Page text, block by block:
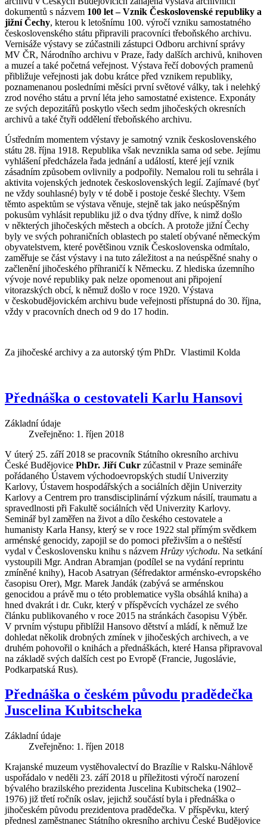
dokumentů s názvem 100 let – Vznik Československé republiky a
jižní Čechy, kterou k letošnímu 100. výročí vzniku samostatného
československého státu připravili pracovníci třeboňského archivu.
Vernisáže výstavy se zúčastnili zástupci Odboru archivní správy
MV ČR, Národního archivu v Praze, řady dalších archivů, knihoven
a muzeí a také početná veřejnost. Výstava řečí dobových pramenů
přibližuje veřejnosti jak dobu krátce před vznikem republiky,
poznamenanou posledními měsíci první světové války, tak i nelehký
zrod nového státu a první léta jeho samostatné existence. Exponáty
ze svých depozitářů poskytlo všech sedm jihočeských okresních
archivů a také čtyři oddělení třeboňského archivu.
Ústředním momentem výstavy je samotný vznik československého
státu 28. října 1918. Republika však nevznikla sama od sebe. Jejímu
vyhlášení předcházela řada jednání a událostí, které její vznik
zásadním způsobem ovlivnily a podpořily. Nemalou roli tu sehrála i
aktivita vojenských jednotek československých legií. Zajímavé (byť
ne vždy souhlasné) byly v té době i postoje české šlechty. Všem
těmto aspektům se výstava věnuje, stejně tak jako neúspěšným
pokusům vyhlásit republiku již o dva týdny dříve, k nimž došlo
v některých jihočeských městech a obcích. A protože jižní Čechy
byly ve svých pohraničních oblastech po staletí obývané německým
obyvatelstvem, které povětšinou vznik Československa odmítalo,
zaměřuje se část výstavy i na tuto záležitost a na neúspěšné snahy o
začlenění jihočeského příhraničí k Německu. Z hlediska územního
vývoje nové republiky pak nelze opomenout ani připojení
vitorazských obcí, k němuž došlo v roce 1920. Výstava
v českobudějovickém archivu bude veřejnosti přístupná do 30. října,
vždy v pracovních dnech od 9 do 17 hodin.
Za jihočeské archivy a za autorský tým PhDr. Vlastimil Kolda
Přednáška o cestovateli Karlu Hansovi
Základní údaje
Zveřejněno: 1. říjen 2018
V úterý 25. září 2018 se pracovník Státního okresního archivu
České Budějovice PhDr. Jiří Cukr zúčastnil v Praze semináře
pořádaného Ústavem východoevropských studií Univerzity
Karlovy, Ústavem hospodářských a sociálních dějin Univerzity
Karlovy a Centrem pro transdisciplinární výzkum násilí, traumatu a
spravedlnosti při Fakultě sociálních věd Univerzity Karlovy.
Seminář byl zaměřen na život a dílo českého cestovatele a
humanisty Karla Hansy, který se v roce 1922 stal přímým svědkem
arménské genocidy, zapojil se do pomoci přeživším a o neštěstí
vydal v Československu knihu s názvem Hrůzy východu. Na setkání
vystoupili Mgr. Andran Abramjan (podílel se na vydání reprintu
zmíněné knihy), Hacob Asatryan (šéfredaktor arménsko-evropského
časopisu Orer), Mgr. Marek Jandák (zabývá se arménskou
genocidou a právě mu o této problematice vyšla obsáhlá kniha) a
hned dvakrát i dr. Cukr, který v příspěvcích vycházel ze svého
článku publikovaného v roce 2015 na stránkách časopisu Výběr.
V prvním výstupu přiblížil Hansovo dětství a mládí, k němuž lze
dohledat několik drobných zmínek v jihočeských archivech, a ve
druhém pohovořil o knihách a přednáškách, které Hansa připravoval
na základě svých dalších cest po Evropě (Francie, Jugoslávie,
Podkarpatská Rus).
Přednáška o českém původu pradědečka
Juscelina Kubitscheka
Základní údaje
Zveřejněno: 1. říjen 2018
Krajanské muzeum vystěhovalectví do Brazílie v Ralsku-Náhlově
uspořádalo v neděli 23. září 2018 u příležitosti výročí narození
bývalého brazilského prezidenta Juscelina Kubitscheka (1902–
1976) již třetí ročník oslav, jejichž součástí byla i přednáška o
jihočeském původu prezidentova pradědečka. V příspěvku, který
přednesl zaměstnanec Státního okresního archivu České Budějovice